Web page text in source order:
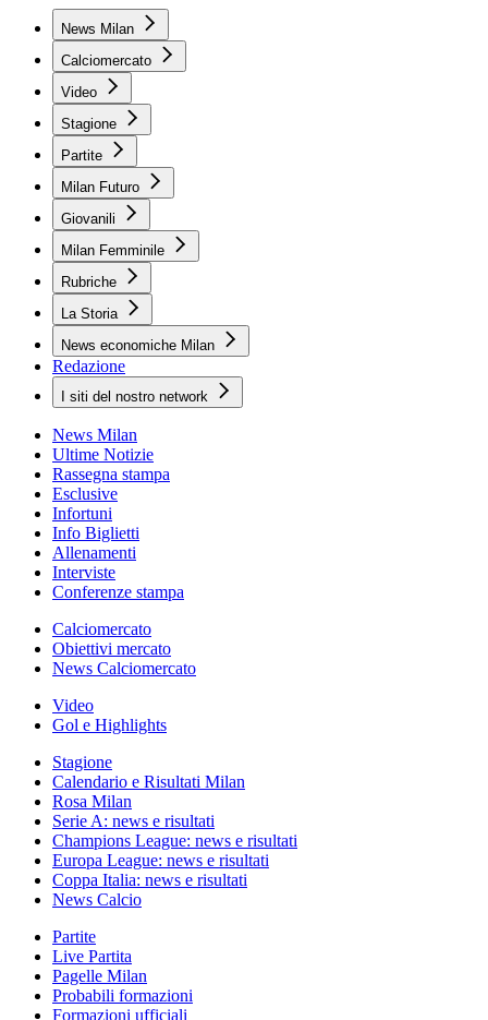
News Milan
Calciomercato
Video
Stagione
Partite
Milan Futuro
Giovanili
Milan Femminile
Rubriche
La Storia
News economiche Milan
Redazione
I siti del nostro network
News Milan
Ultime Notizie
Rassegna stampa
Esclusive
Infortuni
Info Biglietti
Allenamenti
Interviste
Conferenze stampa
Calciomercato
Obiettivi mercato
News Calciomercato
Video
Gol e Highlights
Stagione
Calendario e Risultati Milan
Rosa Milan
Serie A: news e risultati
Champions League: news e risultati
Europa League: news e risultati
Coppa Italia: news e risultati
News Calcio
Partite
Live Partita
Pagelle Milan
Probabili formazioni
Formazioni ufficiali